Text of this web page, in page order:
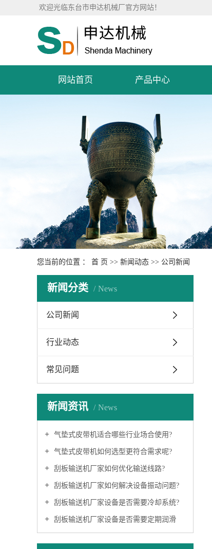
欢迎光临东台市申达机械厂官方网站！
网站首页 产品中心
气垫式皮带机
刮板输送机
单托辊皮带机
螺旋输送机
管链输送机
管状带式输送机
斗式提升机
平板烘干机
刮板输送机厂家
您当前的位置 ： 首 页 >> 新闻动态 >> 公司新闻
新闻分类 News
公司新闻
行业动态
常见问题
新闻资讯 News
气垫式皮带机适合哪些行业场合使用?
气垫式皮带机如何选型更符合需求呢?
刮板输送机厂家如何优化输送线路?
刮板输送机厂家如何解决设备振动问题?
刮板输送机厂家设备是否需要冷却系统?
刮板输送机厂家设备是否需要定期润滑